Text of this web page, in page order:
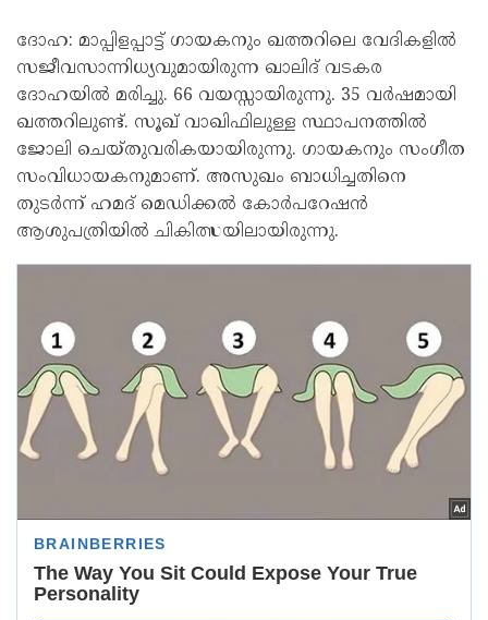
ദോഹ: മാപ്പിളപ്പാട്ട് ​ഗായകനും ഖത്തറിലെ വേദികളിൽ
സജീവസാന്നിധ്യവുമായിരുന്ന ഖാലിദ് വടകര
ദോഹയിൽ മരിച്ചു. 66 വയസ്സായിരുന്നു. 35 വർഷമായി
ഖത്തറിലുണ്ട്. സൂഖ് വാഖിഫിലുള്ള സ്ഥാപനത്തിൽ
ജോലി ചെയ്തുവരികയായിരുന്നു. ​ഗായകനും സം​ഗീത
സംവിധായകനുമാണ്. അസുഖം ബാധിച്ചതിനെ
തുടർന്ന് ഹമദ് മെഡിക്കൽ കോർപറേഷൻ
ആശുപത്രിയിൽ ചികിത്സയിലായിരുന്നു.